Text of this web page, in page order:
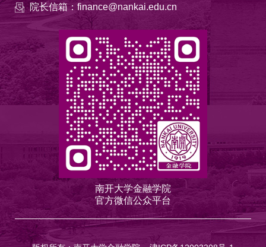
院长信箱：finance@nankai.edu.cn
南开大学金融学院
官方微信公众平台